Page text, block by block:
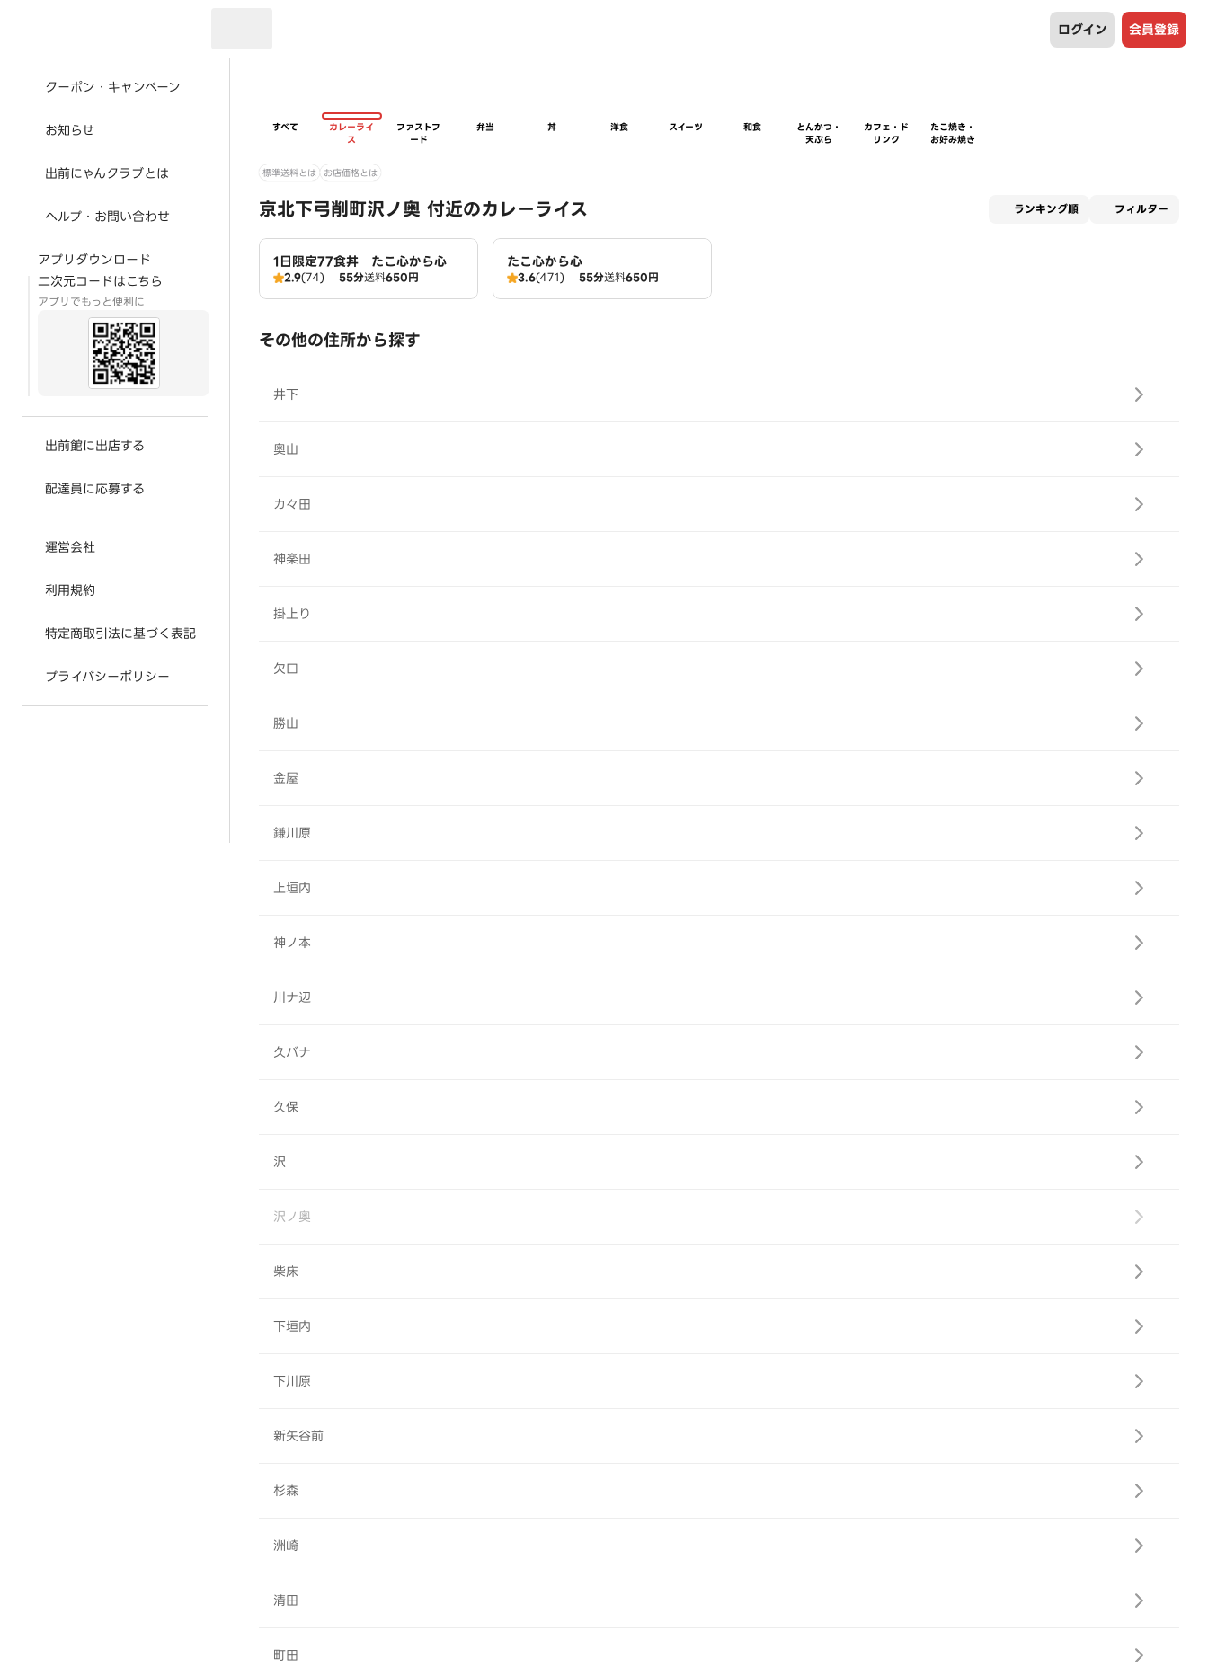
ログイン 会員登録
クーポン・キャンペーン
お知らせ
出前にゃんクラブとは
ヘルプ・お問い合わせ
アプリダウンロード
二次元コードはこちら
アプリでもっと便利に
出前館に出店する
配達員に応募する
運営会社
利用規約
特定商取引法に基づく表記
プライバシーポリシー
すべて
カレーライ
ス
ファストフ
ード
弁当 丼 洋食 スイーツ 和食
とんかつ・
天ぷら
カフェ・ド
リンク
たこ焼き・
お好み焼き
標準送料とは お店価格とは
京北下弓削町沢ノ奥 付近のカレーライス ランキング順 フィルター
1日限定77食丼 たこ心から心
2.9(74) 55分送料650円
たこ心から心
3.6(471) 55分送料650円
その他の住所から探す
井下
奥山
カ々田
神楽田
掛上り
欠口
勝山
金屋
鎌川原
上垣内
神ノ本
川ナ辺
久バナ
久保
沢
沢ノ奥
柴床
下垣内
下川原
新矢谷前
杉森
洲崎
清田
町田